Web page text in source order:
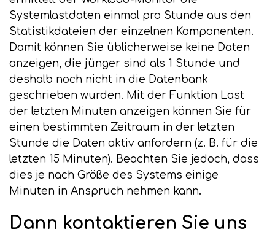
Systemlastdaten einmal pro Stunde aus den
Statistikdateien der einzelnen Komponenten.
Damit können Sie üblicherweise keine Daten
anzeigen, die jünger sind als 1 Stunde und
deshalb noch nicht in die Datenbank
geschrieben wurden. Mit der Funktion Last
der letzten Minuten anzeigen können Sie für
einen bestimmten Zeitraum in der letzten
Stunde die Daten aktiv anfordern (z. B. für die
letzten 15 Minuten). Beachten Sie jedoch, dass
dies je nach Größe des Systems einige
Minuten in Anspruch nehmen kann.
Dann kontaktieren Sie uns